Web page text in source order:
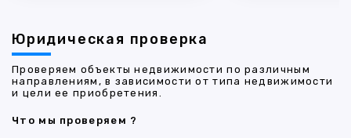
Юридическая проверка
Проверяем объекты недвижимости по различным
направлениям, в зависимости от типа недвижимости
и цели ее приобретения.
Что мы проверяем ?